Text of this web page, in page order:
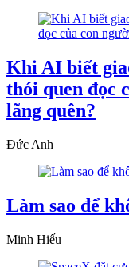
Khi AI biết
thói quen đọc
lãng quên?
Đức Anh
Làm sao để
Minh Hiếu